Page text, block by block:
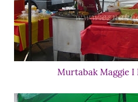
Murtabak Maggie I